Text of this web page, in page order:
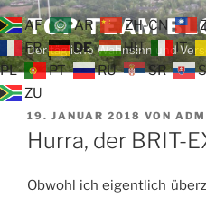
Zum
Inhalt
springen
TOP TEAM
Der tägliche Wahnsinn und
VERÖFFENTLICHT
AM
19. JANUAR 2018 VON
Hurra, der BRIT-
Obwohl ich eigentlich
AF AR ZH-CN
FR
DE HU IT
PL
PT RU SR
ZU